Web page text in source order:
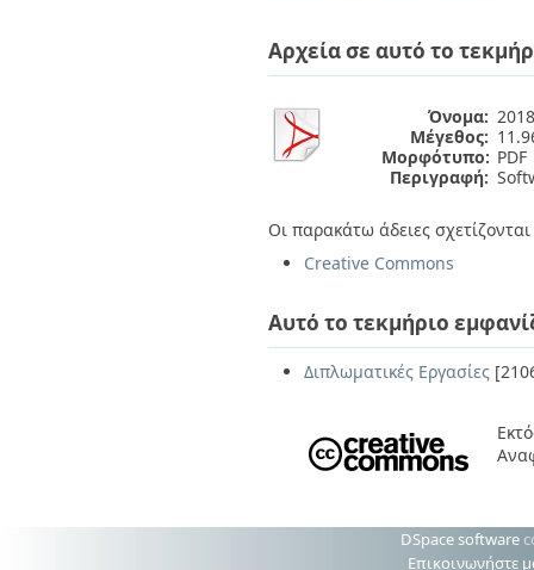
Αρχεία σε αυτό το
Όνομα:
Μέγεθος:
Μορφότυπο: PDF
Περιγραφή:
Οι παρακάτω άδειες
Creative Commons
Αυτό το τεκμήριο
Διπλωματικές Εργασίες
DSpace software
Επικοινωνήστε